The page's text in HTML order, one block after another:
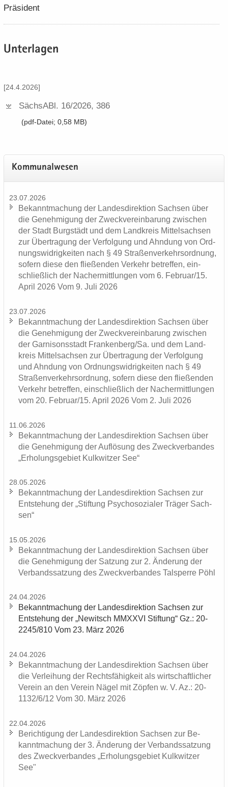
Prä­si­dent
Un­ter­la­gen
[24.4.2026]
Sächs­ABl.​ 16/​2026, 386
(pdf-​Datei; 0,58 MB)
Kom­mu­nal­we­sen
23.07.2026
Be­kannt­ma­chung der Lan­des­di­rek­ti­on Sach­sen über
die Ge­neh­mi­gung der Zweck­ver­ein­ba­rung zwi­schen
der Stadt Burg­städt und dem Land­kreis Mit­tel­sach­sen
zur Über­tra­gung der Ver­fol­gung und Ahn­dung von Ord­
nungs­wid­rig­kei­ten nach § 49 Stra­ßen­ver­kehrs­ord­nung,
so­fern diese den flie­ßen­den Ver­kehr be­tref­fen, ein­
schließ­lich der Nacher­mitt­lun­gen vom 6. Fe­bru­ar/15.
April 2026 Vom 9. Juli 2026
23.07.2026
Be­kannt­ma­chung der Lan­des­di­rek­ti­on Sach­sen über
die Ge­neh­mi­gung der Zweck­ver­ein­ba­rung zwi­schen
der Gar­ni­sons­stadt Fran­ken­berg/Sa. und dem Land­
kreis Mit­tel­sach­sen zur Über­tra­gung der Ver­fol­gung
und Ahn­dung von Ord­nungs­wid­rig­kei­ten nach § 49
Stra­ßen­ver­kehrs­ord­nung, so­fern diese den flie­ßen­den
Ver­kehr be­tref­fen, ein­schließ­lich der Nacher­mitt­lun­gen
vom 20. Fe­bru­ar/15. April 2026 Vom 2. Juli 2026
11.06.2026
Be­kannt­ma­chung der Lan­des­di­rek­ti­on Sach­sen über
die Ge­neh­mi­gung der Auf­lö­sung des Zweck­ver­ban­des
„Er­ho­lungs­ge­biet Kulk­wit­zer See“
28.05.2026
Be­kannt­ma­chung der Lan­des­di­rek­ti­on Sach­sen zur
Ent­ste­hung der „Stif­tung Psy­cho­so­zia­ler Trä­ger Sach­
sen“
15.05.2026
Be­kannt­ma­chung der Lan­des­di­rek­ti­on Sach­sen über
die Ge­neh­mi­gung der Sat­zung zur 2. Än­de­rung der
Ver­bands­sat­zung des Zweck­ver­ban­des Tal­sper­re Pöhl
24.04.2026
Be­kannt­ma­chung der Lan­des­di­rek­ti­on Sach­sen zur
Ent­ste­hung der „Ne­witsch MMXXVI Stif­tung“ Gz.: 20-
2245/810 Vom 23. März 2026
24.04.2026
Be­kannt­ma­chung der Lan­des­di­rek­ti­on Sach­sen über
die Ver­lei­hung der Rechts­fä­hig­keit als wirt­schaft­li­cher
Ver­ein an den Ver­ein Nägel mit Zöp­fen w. V. Az.: 20-
1132/6/12 Vom 30. März 2026
22.04.2026
Be­rich­ti­gung der Lan­des­di­rek­ti­on Sach­sen zur Be­
kannt­ma­chung der 3. Än­de­rung der Ver­bands­sat­zung
des Zweck­ver­ban­des „Er­ho­lungs­ge­biet Kulk­wit­zer
See"